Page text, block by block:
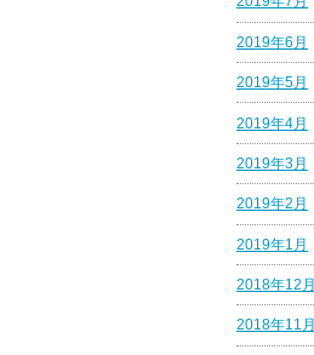
2019年6月
2019年5月
2019年4月
2019年3月
2019年2月
2019年1月
2018年12月
2018年11月